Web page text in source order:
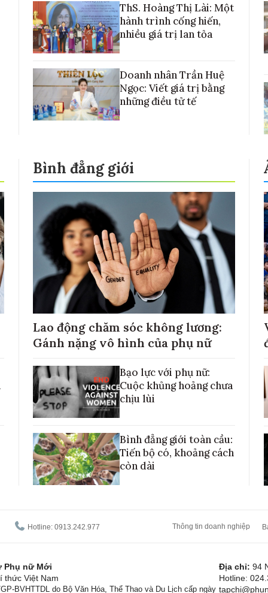
ThS. Hoàng Thị Lài: Một
hành trình cống hiến,
nhiều giá trị lan tỏa
Doanh nhân Trần Huệ
Ngọc: Viết giá trị bằng
những điều tử tế
Bình đẳng giới
Lao động chăm sóc không lương:
Gánh nặng vô hình của phụ nữ
Bạo lực với phụ nữ:
Cuộc khủng hoảng chưa
chịu lùi
Bình đẳng giới toàn cầu:
Tiến bộ có, khoảng cách
còn dài
Hotline: 0913.242.977 Thông tin doanh nghiệp
Phụ nữ Mới
thức Việt Nam
BVHTTDL do Bộ Văn Hóa, Thể Thao và Du Lịch cấp ngày
Địa chỉ: 94
Hotline: